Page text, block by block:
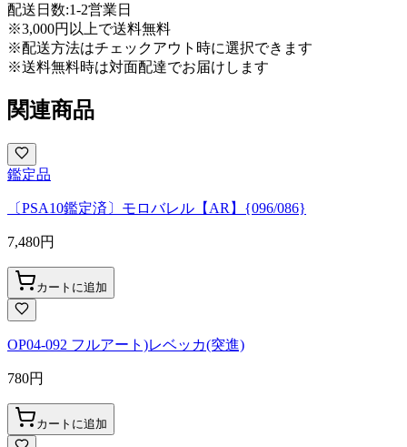
配送日数:1-2営業日
※3,000円以上で送料無料
※配送方法はチェックアウト時に選択できます
※送料無料時は対面配達でお届けします
関連商品
鑑定品
〔PSA10鑑定済〕モロバレル【AR】{096/086}
7,480円
カートに追加
OP04-092 フルアート)レベッカ(突進)
780円
カートに追加